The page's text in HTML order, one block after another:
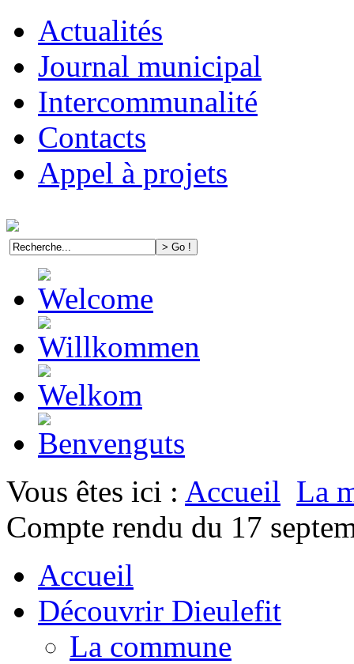
Actualités
Journal municipal
Intercommunalité
Contacts
Appel à projets
Vous êtes ici : Accueil La
Compte rendu du 17
Accueil
Découvrir Dieulefit
La commune